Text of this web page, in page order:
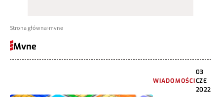
Strona główna mvne
Mvne
WIADOMOŚCI
03
CZE
2022